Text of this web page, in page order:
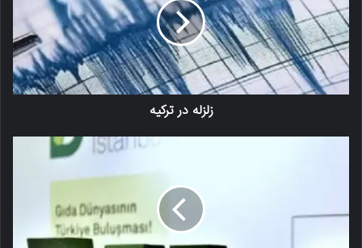
زلزله در ترکیه